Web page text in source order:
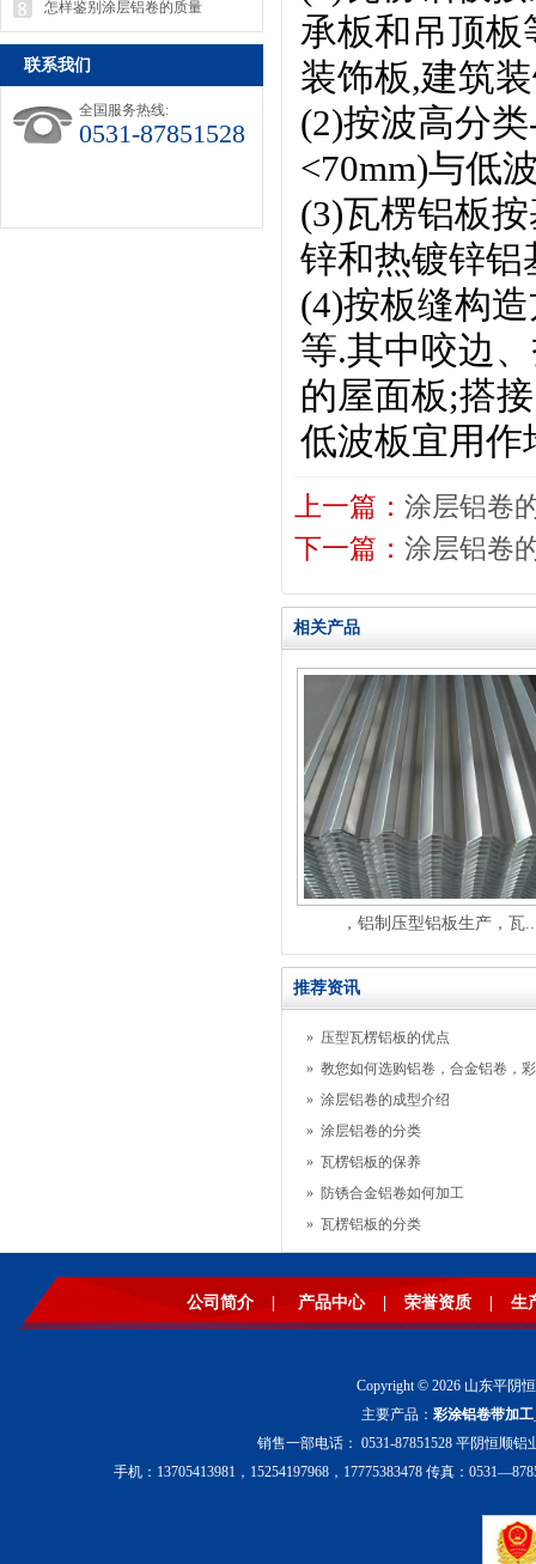
承板和吊顶板
装饰板,建筑
(2)按波高分
<70mm)与低
(3)瓦楞铝板
锌和热镀锌铝
(4)按板缝构
等.其中咬边
的屋面板;搭
低波板宜用作
上一篇： 涂层铝卷
下一篇： 涂层铝卷
相关产品
，铝制压型铝板生产，瓦..
推荐资讯
» 压型瓦楞铝板的优点
» 教您如何选购铝卷，合金铝卷，
» 涂层铝卷的成型介绍
» 涂层铝卷的分类
» 瓦楞铝板的保养
» 防锈合金铝卷如何加工
» 瓦楞铝板的分类
怎样鉴别涂层铝卷的质量
联系我们
全国服务热线:
0531-87851528
公司简介 产品中心 荣誉资质 生
Copyright © 2026 山东平阴
主要产品：彩涂铝卷带加工
销售一部电话： 0531-87851528 平阴恒顺
手机：13705413981，15254197968，17775383478 传真：